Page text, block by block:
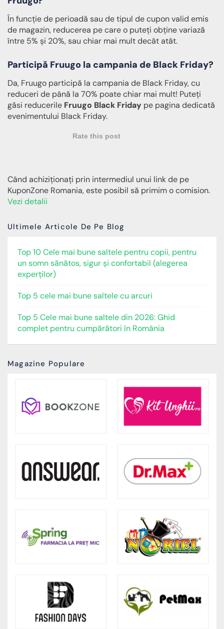
În funcție de perioadă sau de tipul de cupon valid emis
de magazin, reducerea pe care o puteți obține variază
între 5% și 20%, sau chiar mai mult decât atât.
Participă Fruugo la campania de Black Friday?
Da, Fruugo participă la campania de Black Friday, cu
reduceri de până la 70% poate chiar mai mult! Puteți
găsi reducerile Fruugo Black Friday pe pagina dedicată
evenimentului Black Friday.
Rate this post
Când achiziționați prin intermediul unui link de pe
KuponZone Romania, este posibil să primim o comision.
Vezi detalii
Ultimele Articole De Pe Blog
Top 10 Cele mai bune saltele pentru copii, pentru
un somn sănătos, sigur și confortabil (alegerea
experților)
Top 5 cele mai bune saltele cu arcuri
Top 5 Cele mai bune saltele din 2026: Ghid
complet pentru cumpărători în România
Magazine Populare